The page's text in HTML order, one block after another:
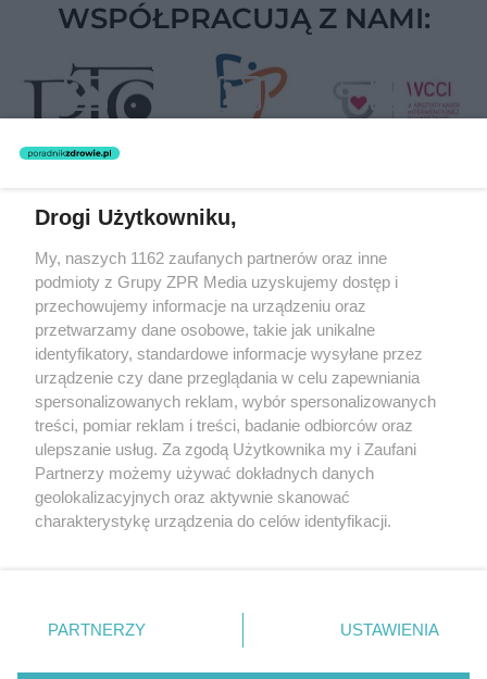
WSPÓŁPRACUJĄ Z NAMI:
Żaden utwór zamieszczony w serwisie nie może być powielany i
rozpowszechniany lub dalej rozpowszechniany w jakikolwiek sposób
(w tym także elektroniczny lub mechaniczny) na jakimkolwiek polu
eksploatacji w jakiejkolwiek formie, włącznie z umieszczaniem w
Internecie bez pisemnej zgody właściciela praw. Jakiekolwiek użycie
lub wykorzystanie utworów w całości lub w części z naruszeniem
prawa, tzn. bez właściwej zgody, jest zabronione pod groźbą kary i
może być ścigane prawnie.
O nas
Drogi Użytkowniku,
My, naszych 1162 zaufanych partnerów oraz inne
podmioty z Grupy ZPR Media uzyskujemy dostęp i
przechowujemy informacje na urządzeniu oraz
przetwarzamy dane osobowe, takie jak unikalne
identyfikatory, standardowe informacje wysyłane przez
urządzenie czy dane przeglądania w celu zapewniania
spersonalizowanych reklam, wybór spersonalizowanych
treści, pomiar reklam i treści, badanie odbiorców oraz
ulepszanie usług. Za zgodą Użytkownika my i Zaufani
Partnerzy możemy używać dokładnych danych
geolokalizacyjnych oraz aktywnie skanować
charakterystykę urządzenia do celów identyfikacji.
zmienić/wycofać klikając przycisk ustawień prywatności
znajdujący się w lewym dolnym rogu strony
rodzaje przetwarzania danych nie wymagają zgody
PARTNERZY USTAWIENIA